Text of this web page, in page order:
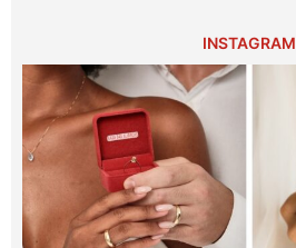
INSTAGRAM